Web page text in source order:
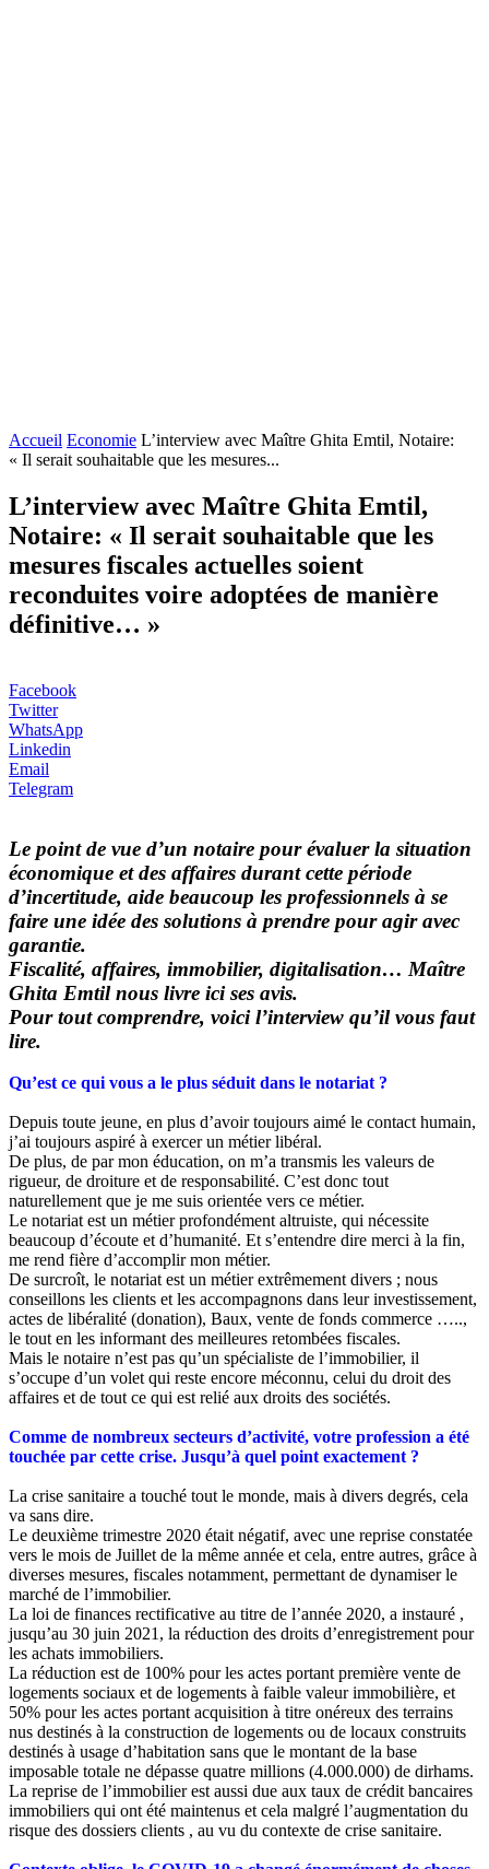
Accueil Economie L’interview avec Maître Ghita Emtil, Notaire:
« Il serait souhaitable que les mesures...
L’interview avec Maître Ghita Emtil,
Notaire: « Il serait souhaitable que les
mesures fiscales actuelles soient
reconduites voire adoptées de manière
définitive… »
Facebook
Twitter
WhatsApp
Linkedin
Email
Telegram
Le point de vue d’un notaire pour évaluer la situation
économique et des affaires durant cette période
d’incertitude, aide beaucoup les professionnels à se
faire une idée des solutions à prendre pour agir avec
garantie.
Fiscalité, affaires, immobilier, digitalisation… Maître
Ghita Emtil nous livre ici ses avis.
Pour tout comprendre, voici l’interview qu’il vous faut
lire.
Qu’est ce qui vous a le plus séduit dans le notariat ?
Depuis toute jeune, en plus d’avoir toujours aimé le contact humain,
j’ai toujours aspiré à exercer un métier libéral.
De plus, de par mon éducation, on m’a transmis les valeurs de
rigueur, de droiture et de responsabilité. C’est donc tout
naturellement que je me suis orientée vers ce métier.
Le notariat est un métier profondément altruiste, qui nécessite
beaucoup d’écoute et d’humanité. Et s’entendre dire merci à la fin,
me rend fière d’accomplir mon métier.
De surcroît, le notariat est un métier extrêmement divers ; nous
conseillons les clients et les accompagnons dans leur investissement,
actes de libéralité (donation), Baux, vente de fonds commerce …..,
le tout en les informant des meilleures retombées fiscales.
Mais le notaire n’est pas qu’un spécialiste de l’immobilier, il
s’occupe d’un volet qui reste encore méconnu, celui du droit des
affaires et de tout ce qui est relié aux droits des sociétés.
Comme de nombreux secteurs d’activité, votre profession a été
touchée par cette crise. Jusqu’à quel point exactement ?
La crise sanitaire a touché tout le monde, mais à divers degrés, cela
va sans dire.
Le deuxième trimestre 2020 était négatif, avec une reprise constatée
vers le mois de Juillet de la même année et cela, entre autres, grâce à
diverses mesures, fiscales notamment, permettant de dynamiser le
marché de l’immobilier.
La loi de finances rectificative au titre de l’année 2020, a instauré ,
jusqu’au 30 juin 2021, la réduction des droits d’enregistrement pour
les achats immobiliers.
La réduction est de 100% pour les actes portant première vente de
logements sociaux et de logements à faible valeur immobilière, et
50% pour les actes portant acquisition à titre onéreux des terrains
nus destinés à la construction de logements ou de locaux construits
destinés à usage d’habitation sans que le montant de la base
imposable totale ne dépasse quatre millions (4.000.000) de dirhams.
La reprise de l’immobilier est aussi due aux taux de crédit bancaires
immobiliers qui ont été maintenus et cela malgré l’augmentation du
risque des dossiers clients , au vu du contexte de crise sanitaire.